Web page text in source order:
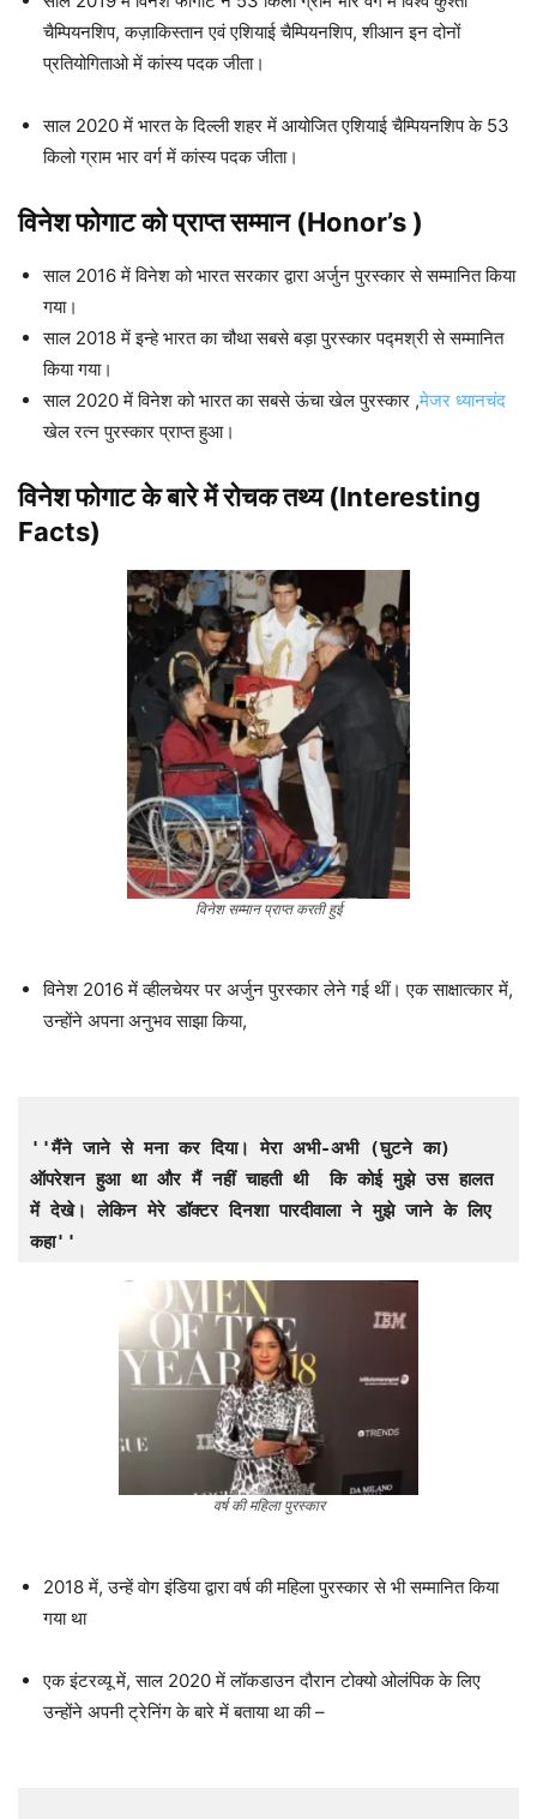
चैम्पियनशिप, कज़ाकिस्तान एवं एशियाई चैम्पियनशिप, शीआन इन दोनों
प्रतियोगिताओ में कांस्य पदक जीता।
साल 2020 में भारत के दिल्ली शहर में आयोजित एशियाई चैम्पियनशिप के 53
किलो ग्राम भार वर्ग में कांस्य पदक जीता।
विनेश फोगाटकोप्राप्त सम्मान (Honor’s )
साल 2016 में विनेश को भारत सरकार द्वारा अर्जुन पुरस्कार से सम्मानित किया
गया।
साल 2018 में इन्हे भारत का चौथा सबसे बड़ा पुरस्कार पद्मश्री से सम्मानित
किया गया।
साल 2020 में विनेश को भारत का सबसे ऊंचा खेल पुरस्कार ,मेजर ध्यानचंद
खेल रत्न पुरस्कार प्राप्त हुआ।
विनेश फोगाटके बारे में रोचक तथ्य(Interesting
Facts)
विनेश सम्मान प्राप्त करती हुई
विनेश 2016 में व्हीलचेयर पर अर्जुन पुरस्कार लेने गई थीं। एक साक्षात्कार में,
उन्होंने अपना अनुभव साझा किया,
''मैंने जाने से मना कर दिया। मेरा अभी-अभी (घुटने का)
ऑपरेशन हुआ था और मैं नहीं चाहती थी  कि कोई मुझे उस हालत
में देखे। लेकिन मेरे डॉक्टर दिनशा पारदीवाला ने मुझे जाने के लिए
कहा''
वर्ष की महिला पुरस्कार
2018 में, उन्हें वोग इंडिया द्वारा वर्ष की महिला पुरस्कार से भी सम्मानित किया
गया था
एक इंटरव्यू में, साल 2020 में लॉकडाउन दौरान टोक्यो ओलंपिक के लिए
उन्होंने अपनी ट्रेनिंग के बारे में बताया था की –